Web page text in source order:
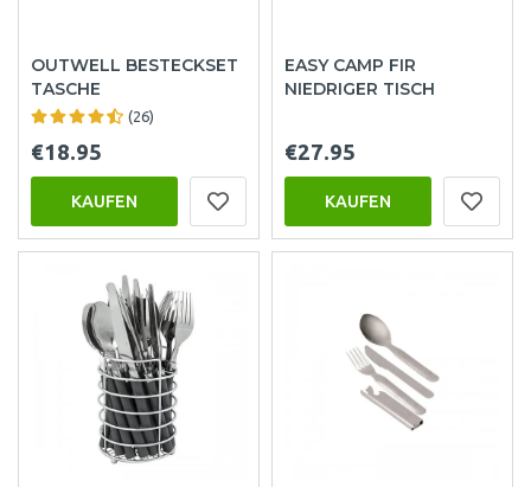
OUTWELL BESTECKSET
TASCHE
(26)
€18.95
KAUFEN
EASY CAMP FIR
NIEDRIGER TISCH
€27.95
KAUFEN